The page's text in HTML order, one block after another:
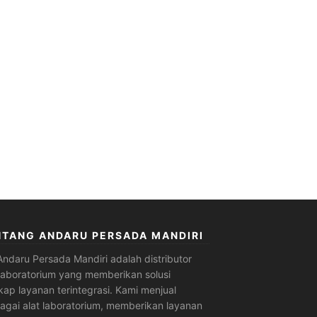
ANDARU PERSADA MANDIRI
Persada Mandiri adalahdistributor
yang memberikan solusi
layanan terintegrasi. Kami menjual
alat laboratorium, memberikan layanan